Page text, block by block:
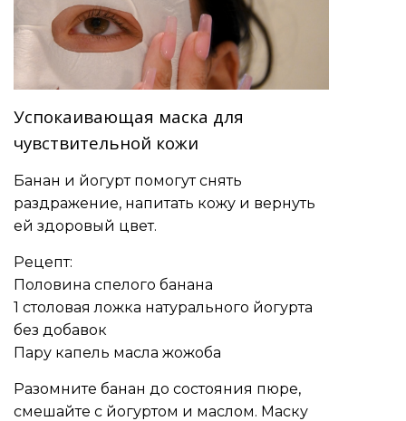
Успокаивающая маска для
чувствительной кожи
Банан и йогурт помогут снять
раздражение, напитать кожу и вернуть
ей здоровый цвет.
Рецепт:
Половина спелого банана
1 столовая ложка натурального йогурта
без добавок
Пару капель масла жожоба
Разомните банан до состояния пюре,
смешайте с йогуртом и маслом. Маску